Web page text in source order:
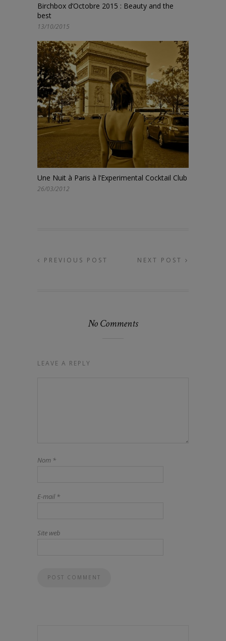
Birchbox d’Octobre 2015 : Beauty and the
best
13/10/2015
Une Nuit à Paris à l’Experimental Cocktail Club
26/03/2012
PREVIOUS POST NEXT POST
No Comments
LEAVE A REPLY
Nom *
E-mail*
Site web